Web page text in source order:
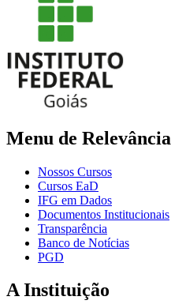
Menu de Relevância
Nossos Cursos
Cursos EaD
IFG em Dados
Documentos Institucionais
Transparência
Banco de Notícias
PGD
A Instituição